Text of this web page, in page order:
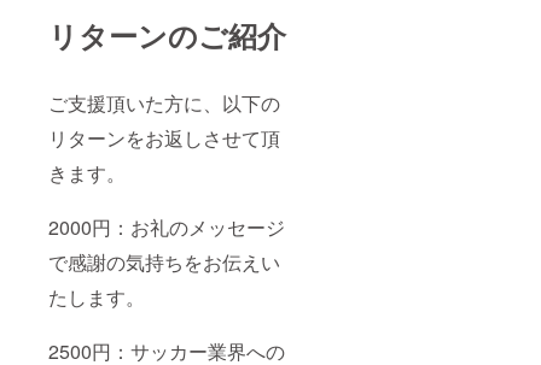
リターンのご紹介
ご支援頂いた方に、以下の
リターンをお返しさせて頂
きます。
2000円：お礼のメッセージ
で感謝の気持ちをお伝えい
たします。
2500円：サッカー業界への